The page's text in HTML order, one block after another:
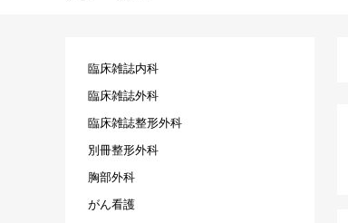
臨床雑誌内科
臨床雑誌外科
臨床雑誌整形外科
別冊整形外科
胸部外科
がん看護